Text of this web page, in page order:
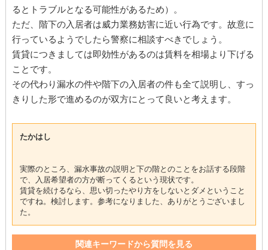
るとトラブルとなる可能性があるため）。
ただ、階下の入居者は威力業務妨害に近い行為です。故意に
行っているようでしたら警察に相談すべきでしょう。
賃貸につきましては即効性があるのは賃料を相場より下げる
ことです。
その代わり漏水の件や階下の入居者の件も全て説明し、すっ
きりした形で進めるのが双方にとって良いと考えます。
たかはし
実際のところ、漏水事故の説明と下の階とのことをお話する段階
で、入居希望者の方が断ってくるという現状です。
賃貸を続けるなら、思い切ったやり方をしないとダメということ
ですね。検討します。参考になりました、ありがとうございまし
た。
関連キーワードから質問を見る